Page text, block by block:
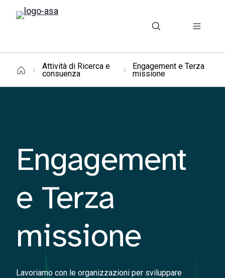
Attività di Ricerca e
consuenza
Engagement e Terza
missione
Engagement
e Terza
missione
Lavoriamo con le organizzazioni per sviluppare